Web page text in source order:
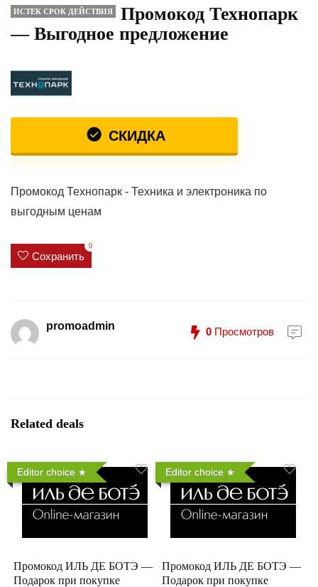
ИСТЕК СРОК ДЕЙСТВИЯ
Промокод Технопарк
— Выгодное предложение
СКИДКА
Промокод Технопарк - Техника и электроника по
выгодным ценам
Сохранить
0
promoadmin 0 Просмотров
Related deals
Editor choice
Промокод ИЛЬ ДЕ БОТЭ —
Подарок при покупке
Editor choice
Промокод ИЛЬ ДЕ БОТЭ —
Подарок при покупке